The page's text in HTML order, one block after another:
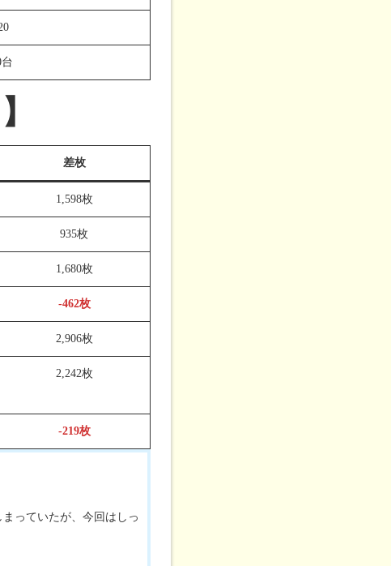
台
差枚
1,598枚
935枚
1,680枚
-462枚
2,906枚
2,242枚
-219枚
っていたが、今回はしっ